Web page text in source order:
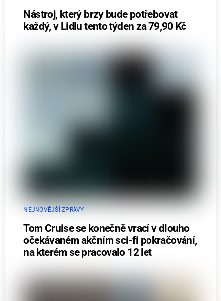
Nástroj, který brzy bude potřebovat
každý, v Lidlu tento týden za 79,90 Kč
NEJNOVĚJŠÍ ZPRÁVY
Tom Cruise se konečně vrací v dlouho
očekávaném akčním sci-fi pokračování,
na kterém se pracovalo 12 let